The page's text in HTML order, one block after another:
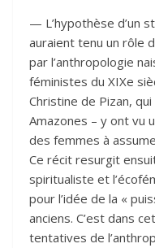
— L’hypothèse d’un
auraient tenu un rôle
par l’anthropologie
féministes du XIXe
Christine de Pizan,
Amazones – y ont vu
des femmes à
Ce récit resurgit
spiritualiste et
pour l’idée de la «
anciens. C’est dans
tentatives de